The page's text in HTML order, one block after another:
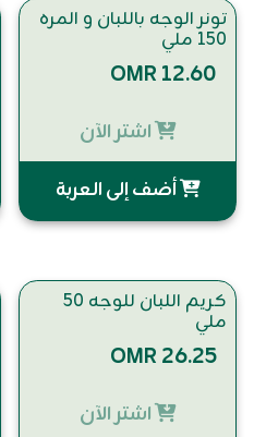
تونر الوجه باللبان و المره
150 ملي
OMR 12.60
اشتر الآن
أضف إلى العربة
كريم اللبان للوجه 50
ملي
OMR 26.25
اشتر الآن